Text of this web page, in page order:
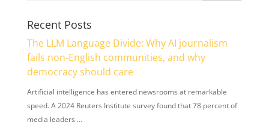
Recent Posts
The LLM Language Divide: Why AI journalism
fails non-English communities, and why
democracy should care
Artificial intelligence has entered newsrooms at remarkable
speed. A 2024 Reuters Institute survey found that 78 percent of
media leaders …